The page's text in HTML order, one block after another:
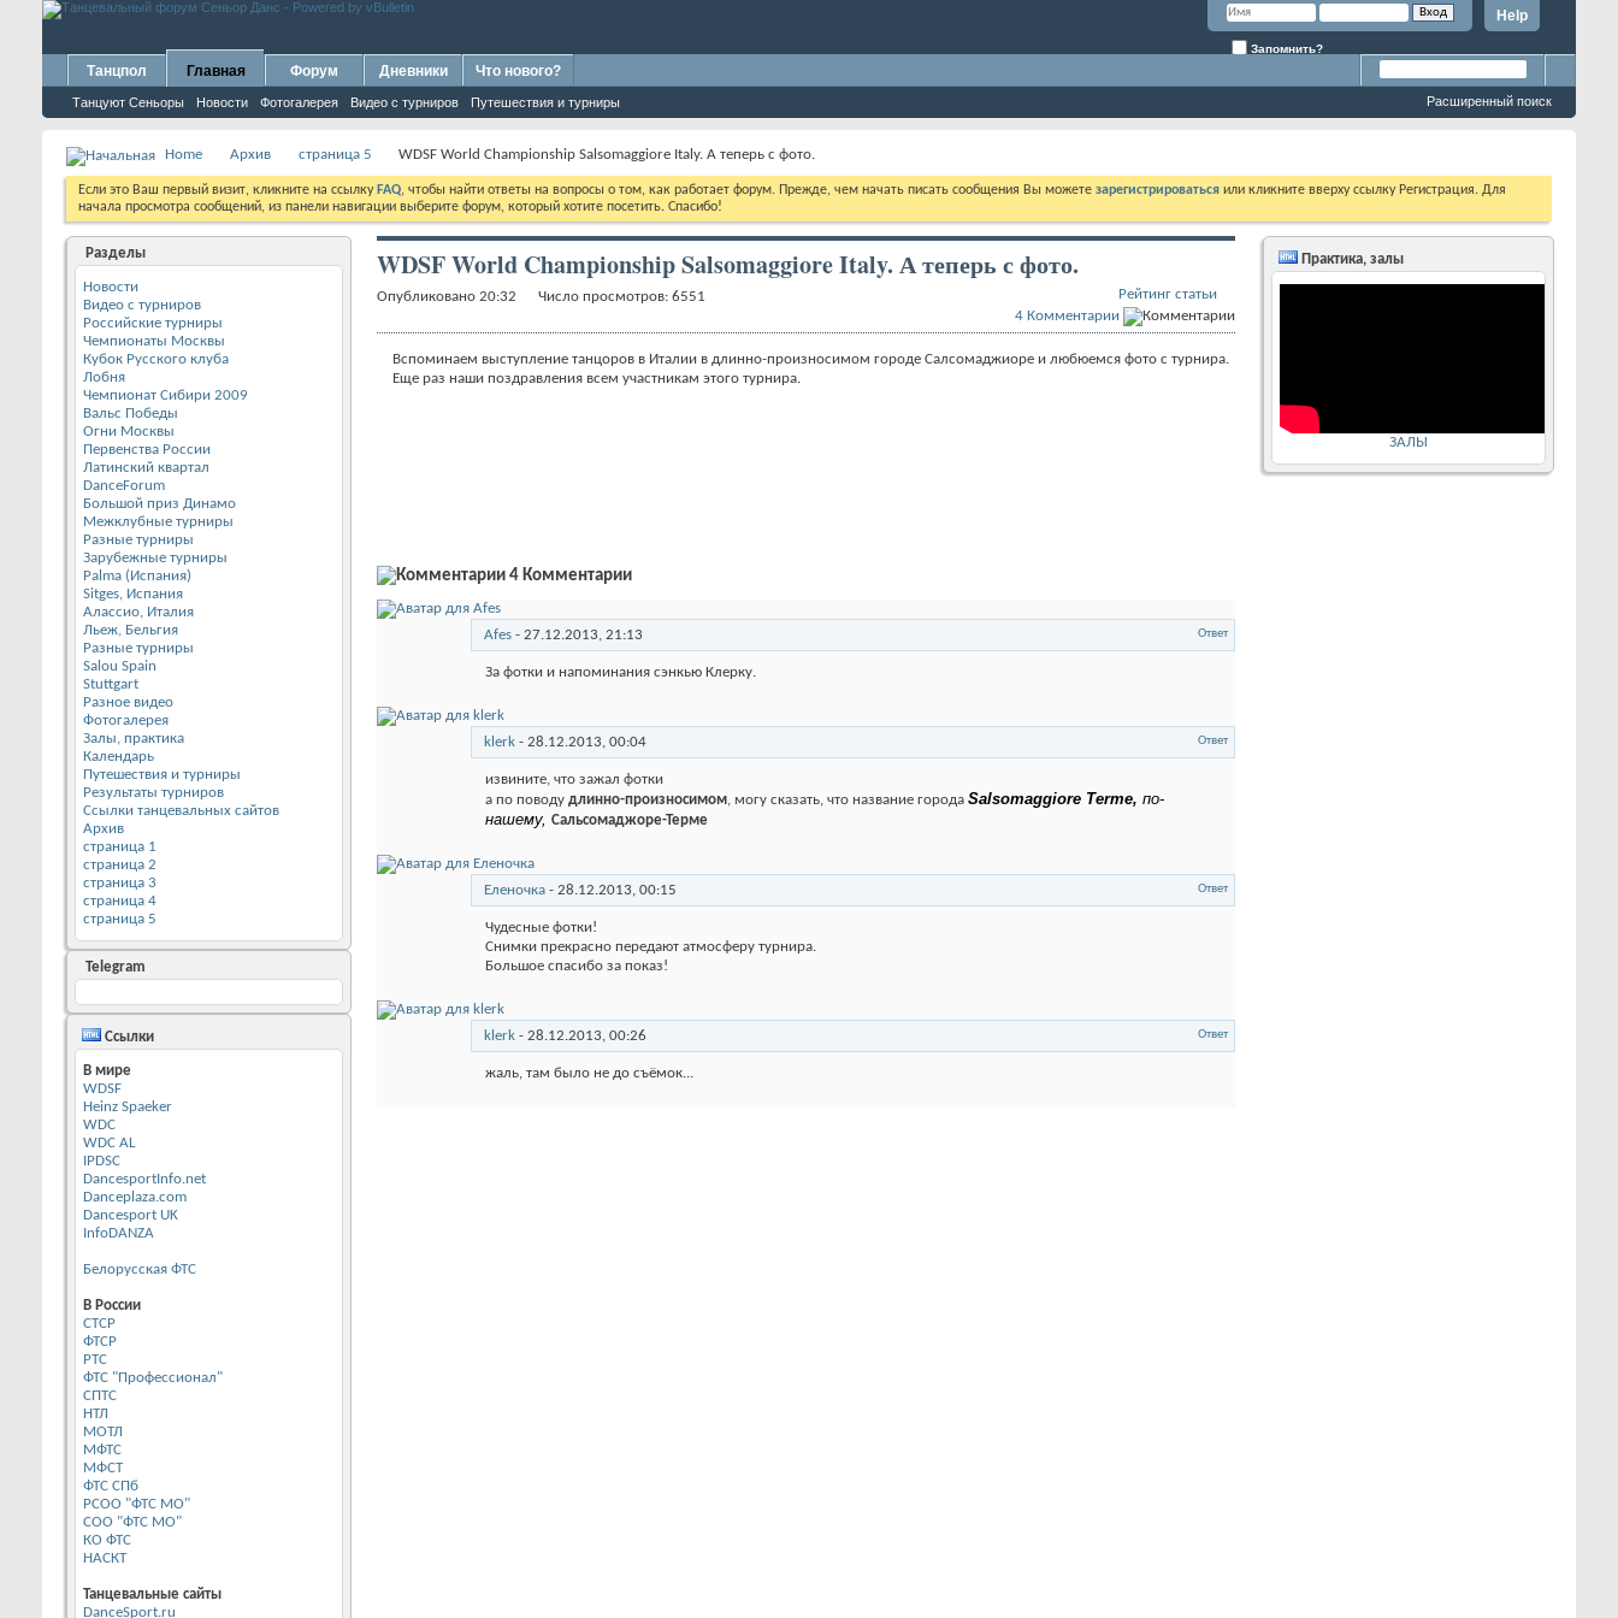
Help
Запомнить?
Танцпол Главная
Танцуют Сеньоры Новости Фотогалерея Видео с турниров Путешествия и турниры
Форум Дневники Что нового?
Расширенный поиск
Home Архив страница 5 WDSF World Championship Salsomaggiore Italy. А теперь с фото.
Если это Ваш первый визит, кликните на ссылку FAQ, чтобы найти ответы на вопросы о том, как работает форум. Прежде, чем начать писать сообщения Вы можете зарегистрироваться или кликните вверху ссылку Регистрация. Для
начала просмотра сообщений, из панели навигации выберите форум, который хотите посетить. Спасибо!
Разделы
Новости
Видео с турниров
Российские турниры
Чемпионаты Москвы
Кубок Русского клуба
Лобня
Чемпионат Сибири 2009
Вальс Победы
Огни Москвы
Первенства России
Латинский квартал
DanceForum
Большой приз Динамо
Межклубные турниры
Разные турниры
Зарубежные турниры
Palma (Испания)
Sitges, Испания
Алассио, Италия
Льеж, Бельгия
Разные турниры
Salou Spain
Stuttgart
Разное видео
Фотогалерея
Залы, практика
Календарь
Путешествия и турниры
Результаты турниров
Ссылки танцевальных сайтов
Архив
страница 1
страница 2
страница 3
страница 4
страница 5
Telegram
Ссылки
В мире
WDSF
Heinz Spaeker
WDC
WDC AL
IPDSC
DancesportInfo.net
Danceplaza.com
Dancesport UK
InfoDANZA
Белорусская ФТС
В России
CТСР
ФТСР
РТС
ФТС "Профессионал"
СПТС
НТЛ
МОТЛ
МФТС
МФСТ
ФТС СПб
РСОО "ФТС МО"
СОО "ФТС МО"
КО ФТС
НАСКТ
Танцевальные сайты
DanceSport.ru
WDSF World Championship Salsomaggiore Italy. А теперь с фото.
Рейтинг статьи
Опубликовано 20:32 Число просмотров: 6551
4 Комментарии
Вспоминаем выступление танцоров в Италии в длинно-произносимом городе Салсомаджиоре и любюемся фото с турнира.
Еще раз наши поздравления всем участникам этого турнира.
4 Комментарии
Afes - 27.12.2013, 21:13 Ответ
За фотки и напоминания сэнкью Клерку.
klerk - 28.12.2013,00:04 Ответ
извините, что зажал фотки
а по поводудлинно-произносимом , могу сказать, что название городаSalsomaggiore Terme,по-
нашему,Сальсомаджоре-Терме
Еленочка - 28.12.2013,00:15 Ответ
Чудесные фотки!
Снимки прекрасно передают атмосферу турнира.
Большое спасибо за показ!
klerk - 28.12.2013,00:26 Ответ
жаль, там было не до съёмок...
Практика, залы
ЗАЛЫ